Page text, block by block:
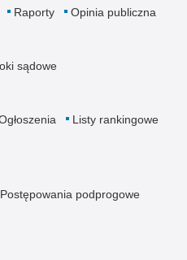
Raporty Opinia publiczna
sądowe
Listy rankingowe
Postępowania podprogowe